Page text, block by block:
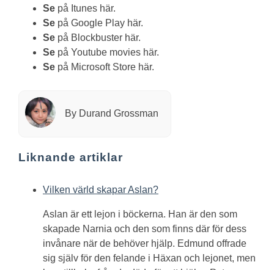
Se på Itunes här.
Se på Google Play här.
Se på Blockbuster här.
Se på Youtube movies här.
Se på Microsoft Store här.
By Durand Grossman
Liknande artiklar
Vilken värld skapar Aslan?
Aslan är ett lejon i böckerna. Han är den som
skapade Narnia och den som finns där för dess
invånare när de behöver hjälp. Edmund offrade
sig själv för den felande i Häxan och lejonet, men